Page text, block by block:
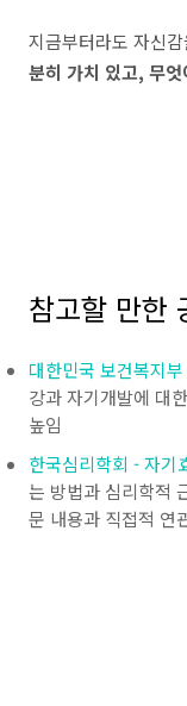
지금부터라도 자신
분히 가치 있고, 무
참고할 만한
대한민국 보건복지
강과 자기개발에 대
높임
한국심리학회 - 자기
는 방법과 심리학적
문 내용과 직접적 연